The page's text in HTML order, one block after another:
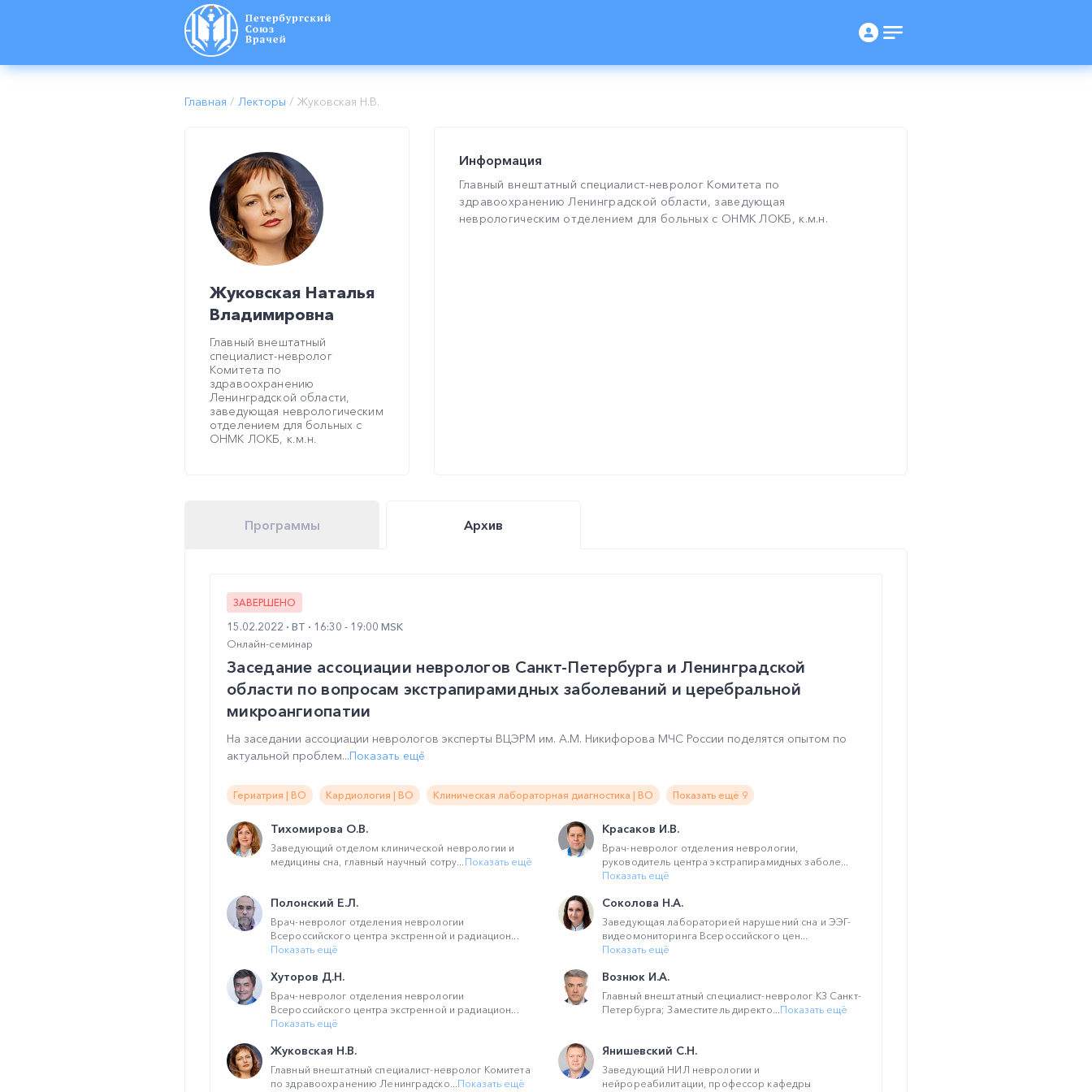
Главная / Лекторы / Жуковская Н.В.
Жуковская Наталья
Владимировна
Главный внештатный
специалист-невролог
Комитета по
здравоохранению
Ленинградской области,
заведующая неврологическим
отделением для больных с
ОНМК ЛОКБ, к.м.н.
Информация
Главный внештатный специалист-невролог Комитета по
здравоохранению Ленинградской области, заведующая
неврологическим отделением для больных с ОНМК ЛОКБ, к.м.н.
Программы Архив
ЗАВЕРШЕНО
15.02.2022 ВТ
16:30 - 19:00 MSK
Онлайн-семинар
Заседание ассоциации неврологов Санкт-Петербурга и Ленинградской
области по вопросам экстрапирамидных заболеваний и церебральной
микроангиопатии
На заседании ассоциации неврологов эксперты ВЦЭРМ им. А.М. Никифорова МЧС России поделятся опытом по
актуальной проблем...Показать ещё
Гериатрия | ВО Кардиология | ВО Клиническая лабораторная диагностика | ВО Показать ещё 9
Тихомирова О.В.
Заведующий отделом клинической неврологии и
медицины сна, главный научный сотру... Показать ещё
Красаков И.В.
Врач-невролог отделения неврологии,
руководитель центра экстрапирамидных заболе...
Показать ещё
Полонский Е.Л.
Врач-невролог отделения неврологии
Всероссийского центра экстренной и радиацион...
Показать ещё
Соколова Н.А.
Заведующая лабораторией нарушений сна и ЭЭГ-
видеомониторинга Всероссийского цен...
Показать ещё
Хуторов Д.Н.
Врач-невролог отделения неврологии
Всероссийского центра экстренной и радиацион...
Показать ещё
Вознюк И.А.
Главный внештатный специалист-невролог КЗ Санкт-
Петербурга; Заместитель директо...Показать ещё
Жуковская Н.В.
Главный внештатный специалист-невролог Комитета
по здравоохранению Ленинградско...Показать ещё
Янишевский С.Н.
Заведующий НИЛ неврологии и
нейрореабилитации, профессор кафедры